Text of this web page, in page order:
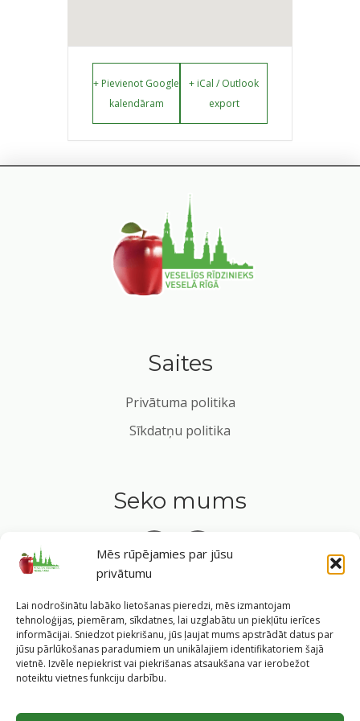
Mēs rūpējamies par jūsu
privātumu
Lai nodrošinātu labāko lietošanas pieredzi, mēs izmantojam
tehnoloģijas, piemēram, sīkdatnes, lai uzglabātu un piekļūtu ierīces
informācijai. Sniedzot piekrišanu, jūs ļaujat mums apstrādāt datus par
jūsu pārlūkošanas paradumiem un unikālajiem identifikatoriem šajā
vietnē. Izvēle nepiekrist vai piekrišanas atsaukšana var ierobežot
noteiktu vietnes funkciju darbību.
+ Pievienot Google
kalendāram
+ iCal / Outlook
export
Saites
Privātuma politika
Sīkdatņu politika
Seko mums
©2026 Veselīgs rīdzinieks veselā Rīgā |Pārpublicējot
informāciju, atsauce uz Rīgas valstspilsētas pašvaldības